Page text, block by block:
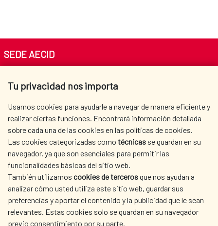
Tu privacidad nos importa
Usamos cookies para ayudarle a navegar de manera eficiente y
realizar ciertas funciones. Encontrará información detallada
sobre cada una de las cookies en las políticas de cookies.
Las cookies categorizadas como técnicas se guardan en su
navegador, ya que son esenciales para permitir las
funcionalidades básicas del sitio web.
También utilizamos cookies de tercerosque nos ayudan a
analizar cómo usted utiliza este sitio web, guardar sus
preferencias y aportar el contenido y la publicidad que le sean
relevantes. Estas cookies solo se guardan en su navegador
previo consentimiento por su parte.
SEDE AECID
Tel. +34 900 20 30 54​​​​​​​
AECID
OÙ NOUS COOPÉRONS
L'ACTION HUMANITAIRE
ESPAGNOLE
SALLE DE PRESSE
CULTURE ET SCIENCE BIBLIOTHÈQUE